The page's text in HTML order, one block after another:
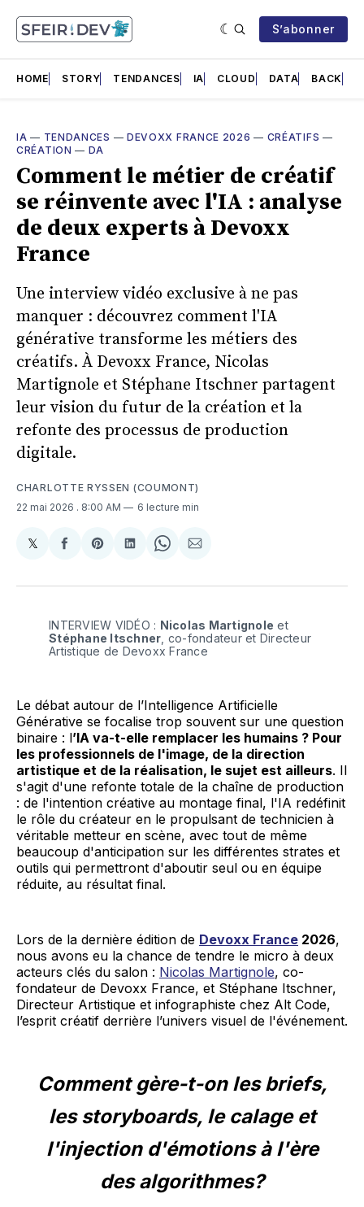
S’abonner
HOME STORY TENDANCES IA CLOUD DATA BACK
IA — TENDANCES — DEVOXX FRANCE 2026 — CRÉATIFS —
CRÉATION — DA
Comment le métier de créatif
se réinvente avec l'IA : analyse
de deux experts à Devoxx
France
Une interview vidéo exclusive à ne pas
manquer : découvrez comment l'IA
générative transforme les métiers des
créatifs. À Devoxx France, Nicolas
Martignole et Stéphane Itschner partagent
leur vision du futur de la création et la
refonte des processus de production
digitale.
CHARLOTTE RYSSEN (COUMONT)
22 mai 2026 . 8:00 AM 6 lecture min
𝕏Share
X
Partager
Facebook
Share
Pinterest
Partager
LinkedIn
Share
WhatsApp
Partager
Courriel
INTERVIEW VIDÉO : Nicolas Martignole
et
Stéphane Itschner , co-fondateur et Directeur
Artistique de Devoxx France
Le débat autour de l’Intelligence Artificielle
Générative se focalise trop souvent sur une question
binaire : l’IA va-t-elle remplacer les humains ? Pour
les professionnels de l'image, de la direction
artistique et de la réalisation, le sujet est ailleurs. Il
s'agit d'une refonte totale de la chaîne de production
: de l'intention créative au montage final, l'IA redéfinit
le rôle du créateur en le propulsant de technicien à
véritable metteur en scène, avec tout de même
beaucoup d'anticipation sur les différentes strates et
outils qui permettront d'aboutir seul ou en équipe
réduite, au résultat final.
Lors de la dernière édition de Devoxx France 2026,
nous avons eu la chance de tendre le micro à deux
acteurs clés du salon : Nicolas Martignole, co-
fondateur de Devoxx France, et Stéphane Itschner,
Directeur Artistique et infographiste chez Alt Code,
l’esprit créatif derrière l’univers visuel de l'événement.
Comment gère-t-on les briefs,
les storyboards, le calage et
l'injection d'émotions à l'ère
des algorithmes?